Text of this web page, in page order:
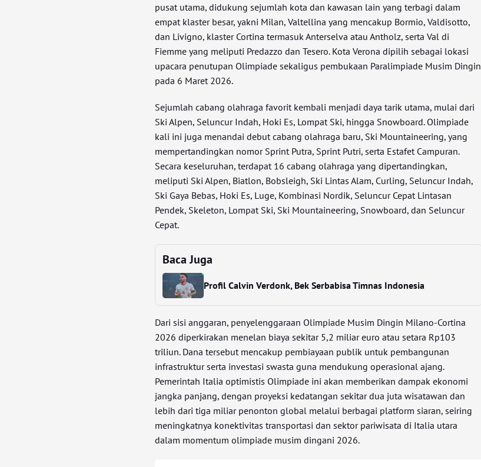
pusat utama, didukung sejumlah kota dan kawasan lain yang terbagi dalam
empat klaster besar, yakni Milan, Valtellina yang mencakup Bormio, Valdisotto,
dan Livigno, klaster Cortina termasuk Anterselva atau Antholz, serta Val di
Fiemme yang meliputi Predazzo dan Tesero. Kota Verona dipilih sebagai lokasi
upacara penutupan Olimpiade sekaligus pembukaan Paralimpiade Musim Dingin
pada 6 Maret 2026.
Sejumlah cabang olahraga favorit kembali menjadi daya tarik utama, mulai dari
Ski Alpen, Seluncur Indah, Hoki Es, Lompat Ski, hingga Snowboard. Olimpiade
kali ini juga menandai debut cabang olahraga baru, Ski Mountaineering, yang
mempertandingkan nomor Sprint Putra, Sprint Putri, serta Estafet Campuran.
Secara keseluruhan, terdapat 16 cabang olahraga yang dipertandingkan,
meliputi Ski Alpen, Biatlon, Bobsleigh, Ski Lintas Alam, Curling, Seluncur Indah,
Ski Gaya Bebas, Hoki Es, Luge, Kombinasi Nordik, Seluncur Cepat Lintasan
Pendek, Skeleton, Lompat Ski, Ski Mountaineering, Snowboard, dan Seluncur
Cepat.
Baca Juga
Profil Calvin Verdonk, Bek Serbabisa Timnas Indonesia
Dari sisi anggaran, penyelenggaraan Olimpiade Musim Dingin Milano-Cortina
2026 diperkirakan menelan biaya sekitar 5,2 miliar euro atau setara Rp103
triliun. Dana tersebut mencakup pembiayaan publik untuk pembangunan
infrastruktur serta investasi swasta guna mendukung operasional ajang.
Pemerintah Italia optimistis Olimpiade ini akan memberikan dampak ekonomi
jangka panjang, dengan proyeksi kedatangan sekitar dua juta wisatawan dan
lebih dari tiga miliar penonton global melalui berbagai platform siaran, seiring
meningkatnya konektivitas transportasi dan sektor pariwisata di Italia utara
dalam momentum olimpiade musim dingani 2026.